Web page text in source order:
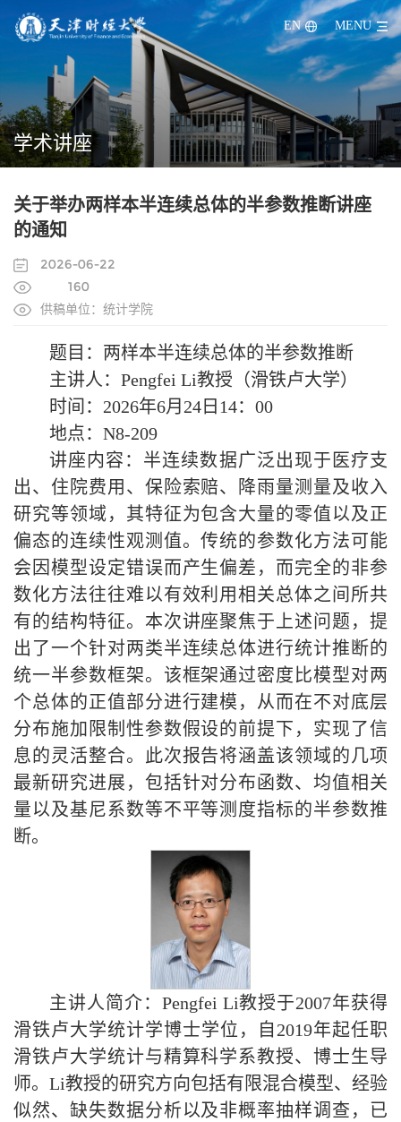
EN MENU
学术讲座
关于举办两样本半连续总体的半参数推断讲座
的通知
2026-06-22
160
供稿单位：统计学院
题目：两样本半连续总体的半参数推断
主讲人：Pengfei Li教授（滑铁卢大学）
时间：2026年6月24日14：00
地点：N8-209
讲座内容：半连续数据广泛出现于医疗支
出、住院费用、保险索赔、降雨量测量及收入
研究等领域，其特征为包含大量的零值以及正
偏态的连续性观测值。传统的参数化方法可能
会因模型设定错误而产生偏差，而完全的非参
数化方法往往难以有效利用相关总体之间所共
有的结构特征。本次讲座聚焦于上述问题，提
出了一个针对两类半连续总体进行统计推断的
统一半参数框架。该框架通过密度比模型对两
个总体的正值部分进行建模，从而在不对底层
分布施加限制性参数假设的前提下，实现了信
息的灵活整合。此次报告将涵盖该领域的几项
最新研究进展，包括针对分布函数、均值相关
量以及基尼系数等不平等测度指标的半参数推
断。
主讲人简介：Pengfei Li教授于2007年获得
滑铁卢大学统计学博士学位，自2019年起任职
滑铁卢大学统计与精算科学系教授、博士生导
师。Li教授的研究方向包括有限混合模型、经验
似然、缺失数据分析以及非概率抽样调查，已